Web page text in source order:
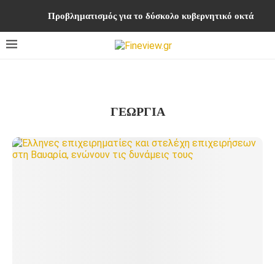
Προβληματισμός για το δύσκολο κυβερνητικό οκτάμηνο
ΓΕΩΡΓΊΑ